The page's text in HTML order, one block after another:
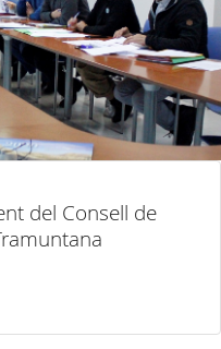
del Consell de